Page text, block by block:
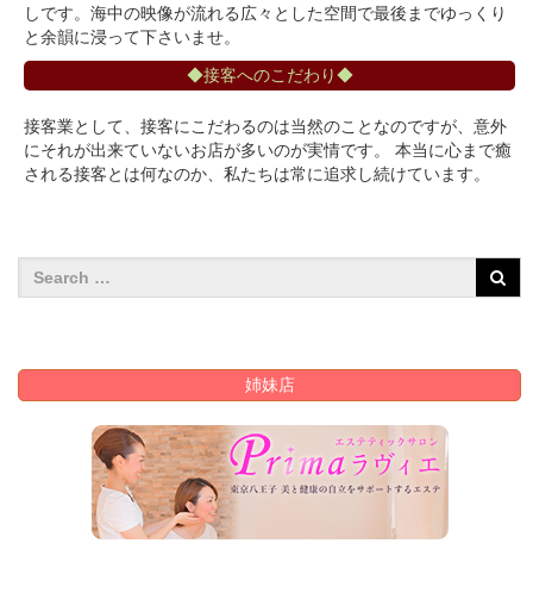
しです。海中の映像が流れる広々とした空間で最後までゆっくり
と余韻に浸って下さいませ。
◆接客へのこだわり◆
接客業として、接客にこだわるのは当然のことなのですが、意外
にそれが出来ていないお店が多いのが実情です。 本当に心まで癒
される接客とは何なのか、私たちは常に追求し続けています。
姉妹店